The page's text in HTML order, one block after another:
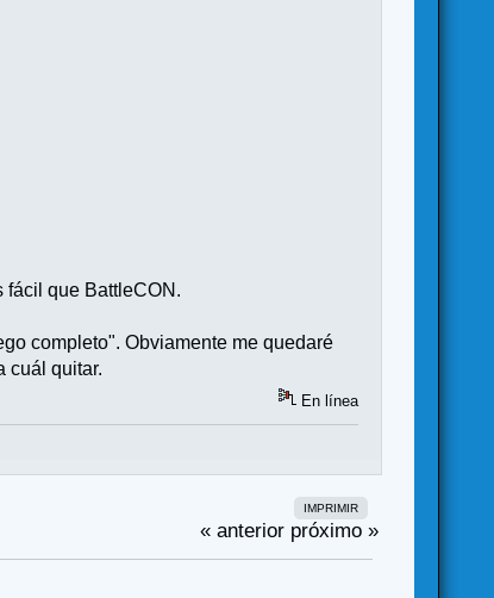
fácil que BattleCON.
completo". Obviamente me quedaré
cuál quitar.
En línea
IMPRIMIR
« anterior próximo »